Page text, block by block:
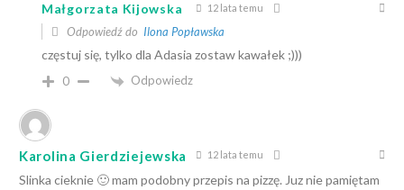
Małgorzata Kijowska 12 lata temu
Odpowiedź do Ilona Popławska
częstuj się, tylko dla Adasia zostaw kawałek ;)))
0 Odpowiedz
Karolina Gierdziejewska 12 lata temu
Slinka cieknie 🙂 mam podobny przepis na pizzę. Juz nie pamiętam